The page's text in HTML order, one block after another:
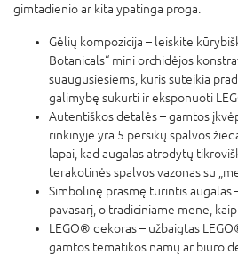
gimtadienio ar kita ypatinga proga.
Gėlių kompozicija – leiskite
Botanicals“ mini orchidėjos
suaugusiesiems, kuris suteikia
galimybę sukurti ir eksponuoti
Autentiškos detalės – gamtos
rinkinyje yra 5 persikų spalvos
lapai, kad augalas atrodytų
terakotinės spalvos vazonas su
Simbolinę prasmę turintis augalas
pavasarį, o tradiciniame mene,
LEGO® dekoras – užbaigtas
gamtos tematikos namų ar biuro